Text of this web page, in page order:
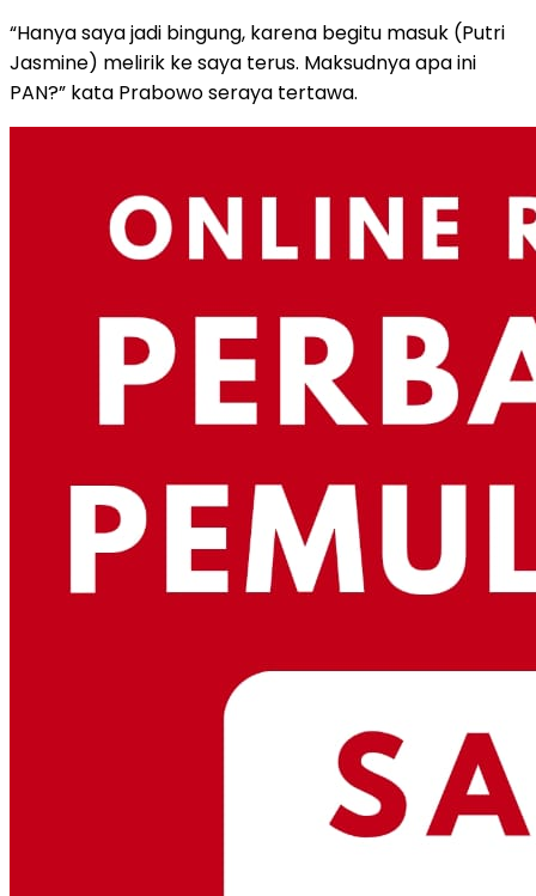
“Hanya saya jadi bingung, karena begitu masuk (Putri
Jasmine) melirik ke saya terus. Maksudnya apa ini
PAN?” kata Prabowo seraya tertawa.